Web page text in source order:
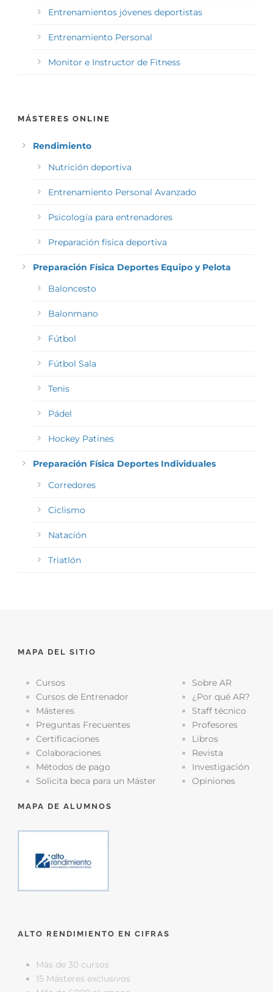
Entrenamientos jóvenes deportistas
Entrenamiento Personal
Monitor e Instructor de Fitness
MÁSTERES ONLINE
Rendimiento
Nutrición deportiva
Entrenamiento Personal Avanzado
Psicología para entrenadores
Preparación física deportiva
Preparación Física Deportes Equipo y Pelota
Baloncesto
Balonmano
Fútbol
Fútbol Sala
Tenis
Pádel
Hockey Patines
Preparación Física Deportes Individuales
Corredores
Ciclismo
Natación
Triatlón
MAPA DEL SITIO
Cursos
Cursos de Entrenador
Másteres
Preguntas Frecuentes
Certificaciones
Colaboraciones
Métodos de pago
Solicita beca para un Máster
Sobre AR
¿Por qué AR?
Staff técnico
Profesores
Libros
Revista
Investigación
Opiniones
MAPA DE ALUMNOS
ALTO RENDIMIENTO EN CIFRAS
Más de 30 cursos
15 Másteres exclusivos